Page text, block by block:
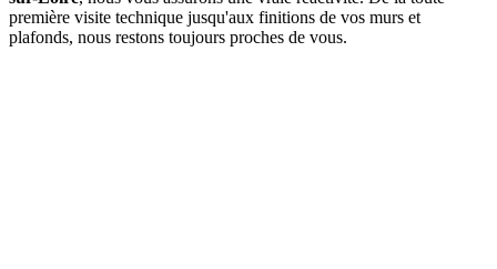
première visite technique jusqu'aux finitions de vos murs et
plafonds, nous restons toujours proches de vous.